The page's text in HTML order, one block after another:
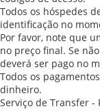
Todos os hóspedes
identificação no
Por favor, note que
no preço final. Se
deverá ser pago no
Todos os
dinheiro.
Serviço de Transfer -